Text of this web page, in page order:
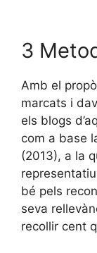
3
Amb el
marcats i
els blogs
com a base
(2013), a la
bé pels
seva
recollir cent